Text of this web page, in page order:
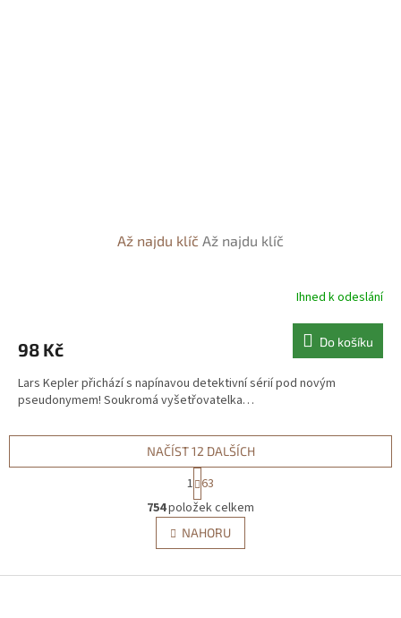
Až najdu klíč Až najdu klíč
Ihned k odeslání
98 Kč Do košíku
Lars Kepler přichází s napínavou detektivní sérií pod novým
pseudonymem! Soukromá vyšetřovatelka…
O
v
l
á
NAČÍST 12 DALŠÍCH
t
r
á
n
k
v
1 63
754položek celkem
NAHORU